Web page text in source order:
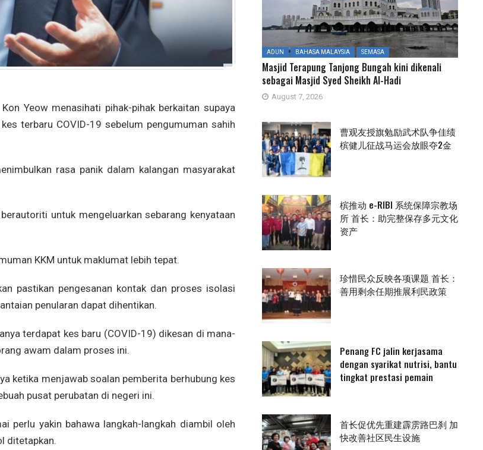
Yeow menasihati pihak-pihak berkaitan supaya
terbaru COVID-19 sebelum pengumuman sahih
rasa panik dalam kalangan masyarakat
untuk mengeluarkan sebarang kenyataan
KKM untuk maklumat lebih tepat.
pastikan pengesanan kontak dan proses isolasi
penularan dapat dihentikan.
terdapat kes baru (COVID-19) dikesan di mana-
awam dalam proses ini.
ketika menjawab soalan pemberita berhubung kes
pusat perubatan di negeri ini.
perlu yakin bahawa langkah-langkah diambil oleh
ditetapkan.
ADUN BAHASA MALAYSIA SEMASA
Masjid Terapung Tanjong Bungah kini dikenali
sebagai Masjid Syed Sheikh Al-Hadi
August 7, 2026
曹观友授旗勉励武术队争佳绩
槟健儿征战马运会放眼夺2金
槟推动 e-RIBI 系统保障宗教场
所 首长：助完整保存多元文化
资产
珍惜民众反映各项课题 首长：
善用剩余任期推展利民政策
Penang FC jalin kerjasama
dengan syarikat nutrisi, bantu
tingkat prestasi pemain
首长促优先重建霹雳路巴刹 加
快改善社区民生设施